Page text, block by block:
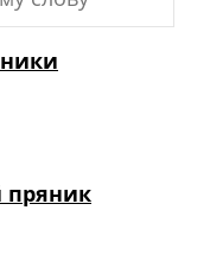
пряник